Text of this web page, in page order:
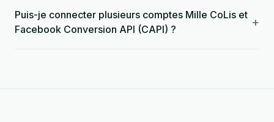
Puis-je connecter plusieurs comptes Mille CoLis et
Facebook Conversion API (CAPI) ?
+